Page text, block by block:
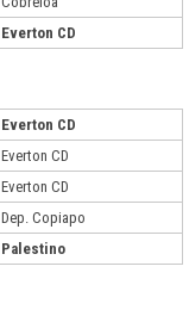
Everton CD
Everton CD
Everton CD
Everton CD
Dep. Copiapo
Palestino